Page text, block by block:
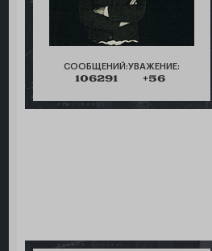
СООБЩЕНИЙ:
106291
УВАЖЕНИЕ:
+56